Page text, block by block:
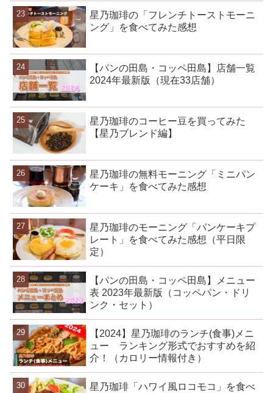
星乃珈琲の「フレンチトーストモーニ
ング」を食べてみた感想
【パンの田島・コッペ田島】店舗一覧
2024年最新版（現在33店舗）
星乃珈琲のコーヒー豆を買ってみた
【星乃ブレンド編】
星乃珈琲の無料モーニング「ミニパン
ケーキ」を食べてみた感想
星乃珈琲のモーニング「パンケーキプ
レート」を食べてみた感想（平日限
定）
【パンの田島・コッペ田島】メニュー
表 2023年最新版（コッペパン・ドリ
ンク・セット）
【2024】星乃珈琲のランチ(食事)メニ
ュー ランキング形式でおすすめを紹
介！（カロリー情報付き）
星乃珈琲「ハワイ風ロコモコ」を食べ